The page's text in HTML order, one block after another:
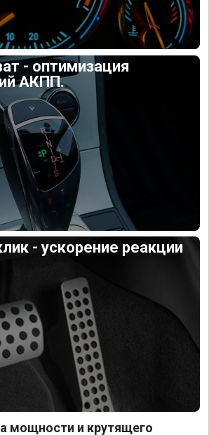
- оптимизация
АКПП.
- ускорение реакции
мощности и крутящего